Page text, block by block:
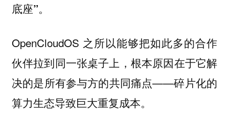
底座”。
OpenCloudOS 之所以能够把如此多的合作
伙伴拉到同一张桌子上，根本原因在于它解
决的是所有参与方的共同痛点——碎片化的
算力生态导致巨大重复成本。